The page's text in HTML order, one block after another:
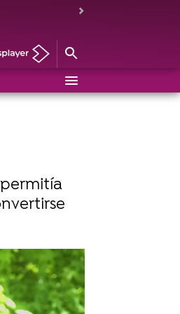
HISTORIAS DE